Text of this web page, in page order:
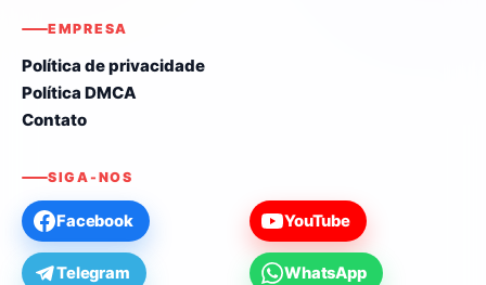
EMPRESA
Política de privacidade
Política DMCA
Contato
SIGA-NOS
Facebook YouTube
Telegram WhatsApp